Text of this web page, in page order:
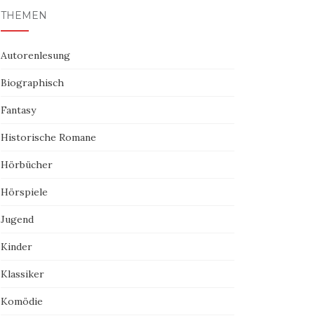
THEMEN
Autorenlesung
Biographisch
Fantasy
Historische Romane
Hörbücher
Hörspiele
Jugend
Kinder
Klassiker
Komödie